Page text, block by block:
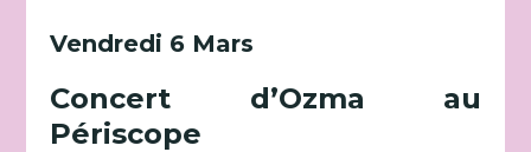
Vendredi 6 Mars
Concert d’Ozma au
Périscope